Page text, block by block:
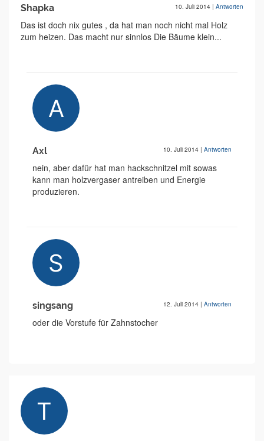
Shapka 10. Juli 2014 | Antworten
Das ist doch nix gutes , da hat man noch nicht mal Holz
zum heizen. Das macht nur sinnlos Die Bäume klein...
Axl 10. Juli 2014 | Antworten
nein, aber dafür hat man hackschnitzel mit sowas
kann man holzvergaser antreiben und Energie
produzieren.
singsang 12. Juli 2014 | Antworten
oder die Vorstufe für Zahnstocher